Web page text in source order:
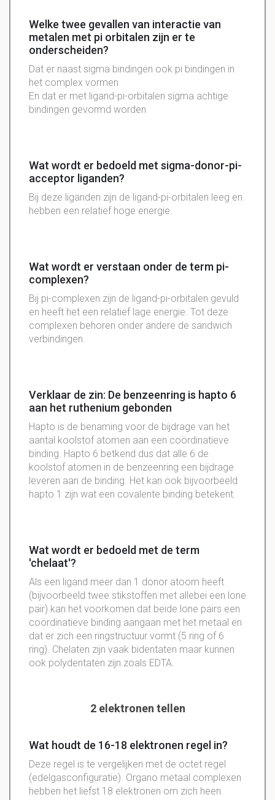
Welke twee gevallen van interactie van
metalen met pi orbitalen zijn er te
onderscheiden?
Dat er naast sigma bindingen ook pi bindingen in
het complex vormen
En dat er met ligand-pi-orbitalen sigma achtige
bindingen gevormd worden
Wat wordt er bedoeld met sigma-donor-pi-
acceptor liganden?
Bij deze liganden zijn de ligand-pi-orbitalen leeg en
hebben een relatief hoge energie.
Wat wordt er verstaan onder de term pi-
complexen?
Bij pi-complexen zijn de ligand-pi-orbitalen gevuld
en heeft het een relatief lage energie. Tot deze
complexen behoren onder andere de sandwich
verbindingen.
Verklaar de zin: De benzeenring is hapto 6
aan het ruthenium gebonden
Hapto is de benaming voor de bijdrage van het
aantal koolstof atomen aan een coördinatieve
binding. Hapto 6 betkend dus dat alle 6 de
koolstof atomen in de benzeenring een bijdrage
leveren aan de binding. Het kan ook bijvoorbeeld
hapto 1 zijn wat een covalente binding betekent.
Wat wordt er bedoeld met de term
'chelaat'?
Als een ligand meer dan 1 donor atoom heeft
(bijvoorbeeld twee stikstoffen met allebei een lone
pair) kan het voorkomen dat beide lone pairs een
coördinatieve binding aangaan met het metaal en
dat er zich een ringstructuur vormt (5 ring of 6
ring). Chelaten zijn vaak bidentaten maar kunnen
ook polydentaten zijn zoals EDTA.
2 elektronen tellen
Wat houdt de 16-18 elektronen regel in?
Deze regel is te vergelijken met de octet regel
(edelgasconfiguratie). Organo metaal complexen
hebben het liefst 18 elektronen om zich heen.